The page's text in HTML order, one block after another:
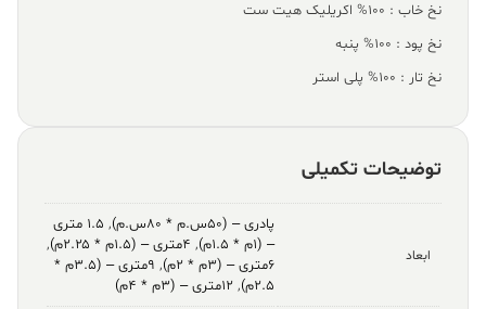
نخ خاب : 100% اکریلیک هیت ست
نخ پود : 100% پنبه
نخ تار : 100% پلی استر
توضیحات تکمیلی
ابعاد
پادری – (۵۰س.م * ۸۰س.م) ,
۱.۵ متری
– (۱م * ۱.۵م)
, ۴متری – (۱.۵م * ۲.۲۵م)
,
۶متری – (۳م * ۲م)
,
۹متری – (۳.۵م *
۲.۵م)
, ۱۲متری – (۳م * ۴م)